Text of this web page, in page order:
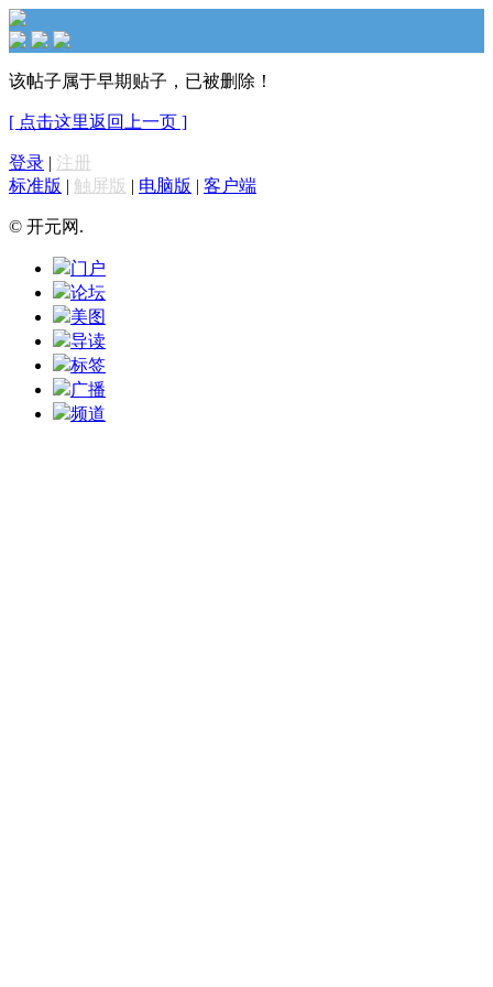
该帖子属于早期贴子，已被删除！
[ 点击这里返回上一页 ]
登录 | 注册
标准版 | 触屏版 | 电脑版 | 客户端
© 开元网.
门户
论坛
美图
导读
标签
广播
频道